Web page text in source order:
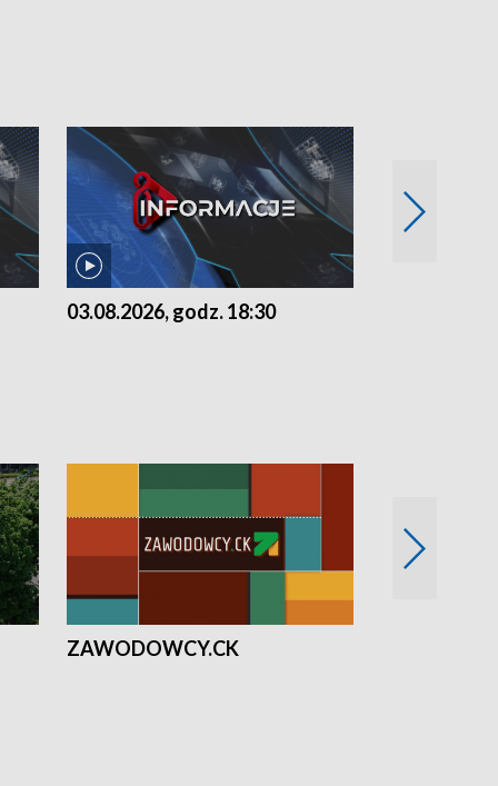
03.08.2026, godz. 18:30
ZAWODOWCY.CK